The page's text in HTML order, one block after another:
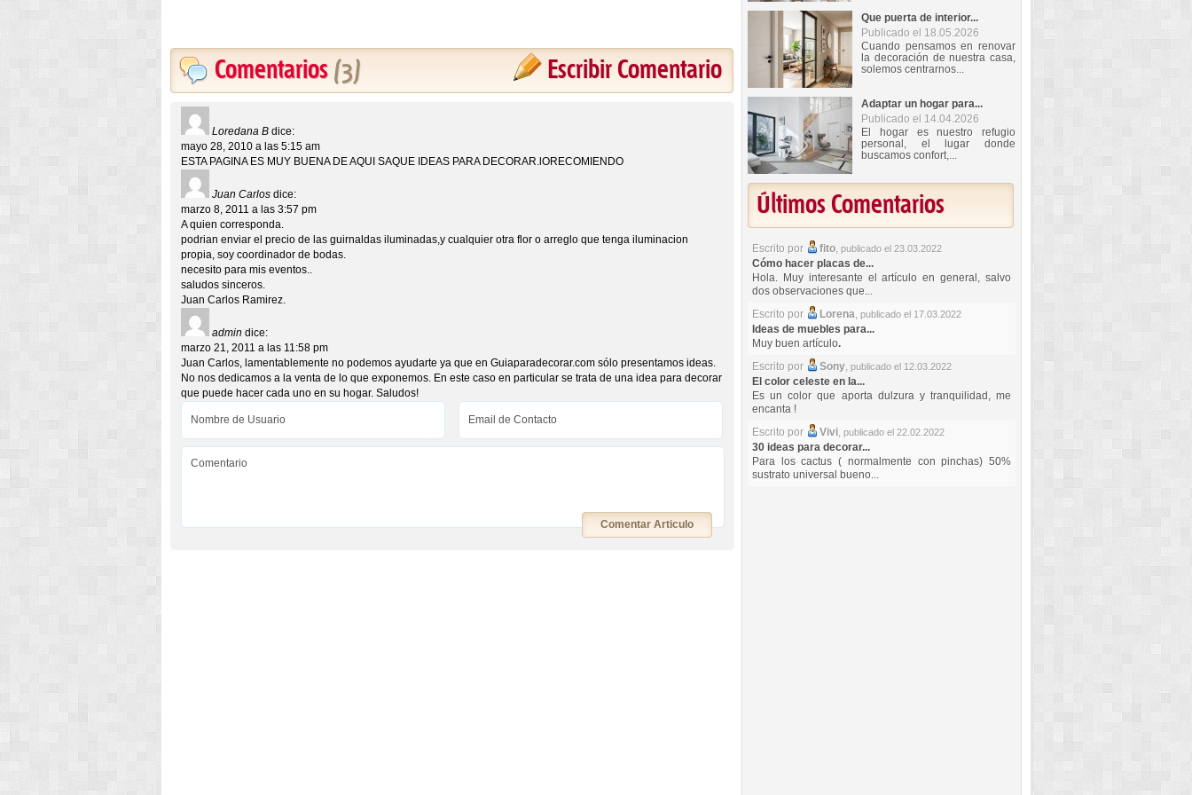
Escribir Comentario
Comentarios (3)
Loredana B dice:
mayo 28, 2010 a las 5:15 am
ESTA PAGINA ES MUY BUENA DE AQUI SAQUE IDEAS PARA DECORAR.lORECOMIENDO
Juan Carlos dice:
marzo 8, 2011 a las 3:57 pm
A quien corresponda.
podrian enviar el precio de las guirnaldas iluminadas,y cualquier otra flor o arreglo que tenga iluminacion
propia, soy coordinador de bodas.
necesito para mis eventos..
saludos sinceros.
Juan Carlos Ramirez.
admin dice:
marzo 21, 2011 a las 11:58 pm
Juan Carlos, lamentablemente no podemos ayudarte ya que en Guiaparadecorar.com sólo presentamos ideas.
No nos dedicamos a la venta de lo que exponemos. En este caso en particular se trata de una idea para decorar
que puede hacer cada uno en su hogar. Saludos!
Comentar Articulo
Que puerta de interior...
Publicado el 18.05.2026
Cuando pensamos en renovar
la decoración de nuestra casa,
solemos centrarnos...
Adaptar un hogar para...
Publicado el 14.04.2026
El hogar es nuestro refugio
personal, el lugar donde
buscamos confort,...
Últimos Comentarios
Escrito por fito, publicado el 23.03.2022
Cómo hacer placas de...
Hola. Muy interesante el artículo en general, salvo
dos observaciones que...
Escrito por
Lorena, publicado el 17.03.2022
Ideas de muebles para...
Muy buen artículo.
Escrito por
Sony, publicado el 12.03.2022
El color celeste en la...
Es un color que aporta dulzura y tranquilidad, me
encanta !
Escrito por
Vivi, publicado el 22.02.2022
30 ideas para decorar...
Para los cactus ( normalmente con pinchas) 50%
sustrato universal bueno...